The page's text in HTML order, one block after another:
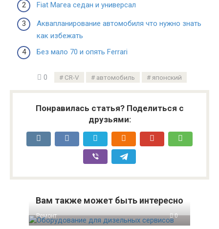
Fiat Магеа седан и универсал
Аквапланирование автомобиля что нужно знать
как избежать
Без мало 70 и опять Ferrari
0 CR-V автомобиль японский
Понравилась статья? Поделиться с
друзьями:
Вам также может быть интересно
Ремонт 0